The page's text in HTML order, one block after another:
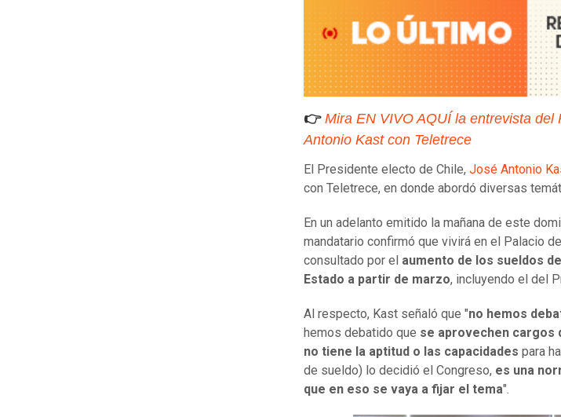
👉 Mira EN VIVO AQUÍ la entrevista del
Antonio Kast con Teletrece
El Presidente electo de Chile, José Antonio
con Teletrece, en donde abordó diversas
En un adelanto emitido la mañana de este
mandatario confirmó que vivirá en el Palacio
consultado por el aumento de los sueldos
Estado a partir de marzo, incluyendo el del
Al respecto, Kast señaló que "no hemos
hemos debatido que se aprovechen cargos
no tiene la aptitud o las capacidades para
de sueldo) lo decidió el Congreso, es una
que en eso se vaya a fijar el tema".